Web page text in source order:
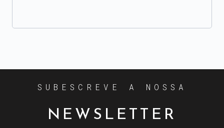
SUBESCREVE A NOSSA
NEWSLETTER